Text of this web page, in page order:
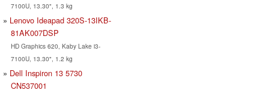
7100U, 13.30", 1.3 kg
Lenovo Ideapad 320S-13IKB-
81AK007DSP
HD Graphics 620, Kaby Lake i3-
7100U, 13.30", 1.2 kg
Dell Inspiron 13 5730
CN537001